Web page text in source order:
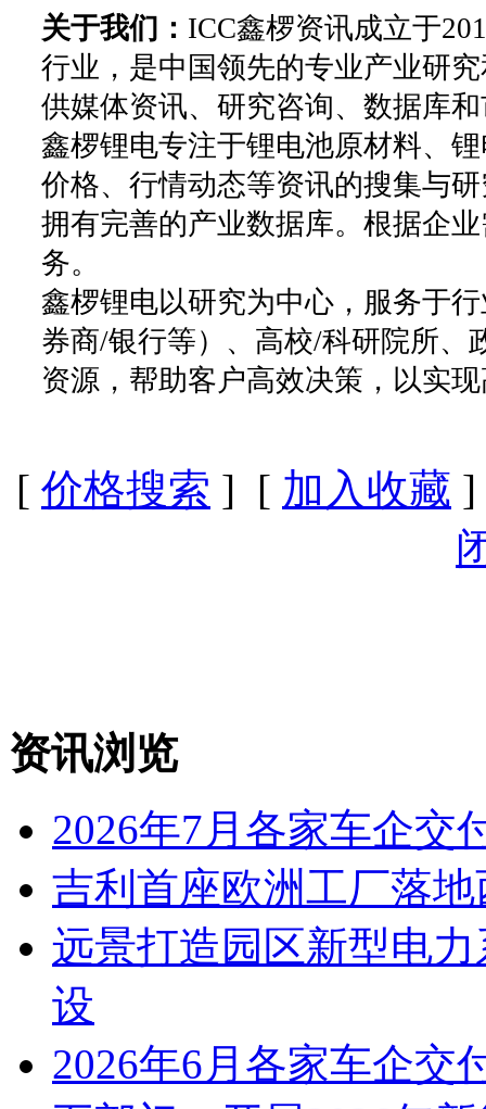
关于我们： ICC鑫椤资讯成立于
行业，是中国领先的专业产业研
供媒体资讯、研究咨询、数据库
鑫椤锂电专注于锂电池原材料、
价格、行情动态等资讯的搜集与
拥有完善的产业数据库。根据企
务。
鑫椤锂电以研究为中心，服务于
券商/银行等）、高校/科研院所、
资源，帮助客户高效决策，以实
[ 价格搜索 ] [ 加入收藏
资讯浏览
2026年7月各家车企交
吉利首座欧洲工厂落
远景打造园区新型电
设
2026年6月各家车企交